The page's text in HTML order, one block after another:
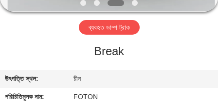
কারখানা
নিয়ন্ত্রণ
ব্যবহৃত ডাম্প ট্রাক
Break
উৎপত্তি স্থল: চীন
পরিচিতিমুলক নাম: FOTON